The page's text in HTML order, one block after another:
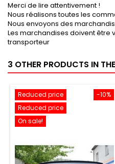
Merci de lire attentivement !
Nous réalisons toutes les
Nous envoyons des
Les marchandises doivent être
transporteur
3 OTHER PRODUCTS IN
-10%
Reduced price
Reduced price
On sale!